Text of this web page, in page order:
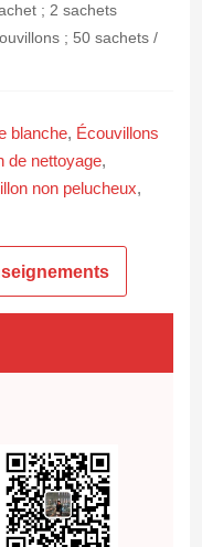
; 2 sachets
; 50 sachets /
blanche, Écouvillons
de nettoyage,
non pelucheux,